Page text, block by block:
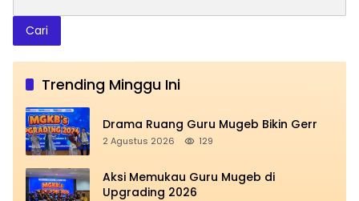
Cari
Trending Minggu Ini
Drama Ruang Guru Mugeb Bikin Gerr
2 Agustus 2026 129
Aksi Memukau Guru Mugeb di
Upgrading 2026